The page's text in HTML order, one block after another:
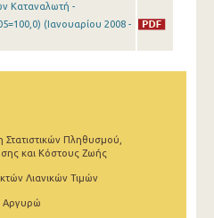
Καταναλωτή -
(Ιανουαρίου 2008 -
Στατιστικών Πληθυσμού,
και Κόστους Ζωής
Λιανικών Τιμών
Αργυρώ